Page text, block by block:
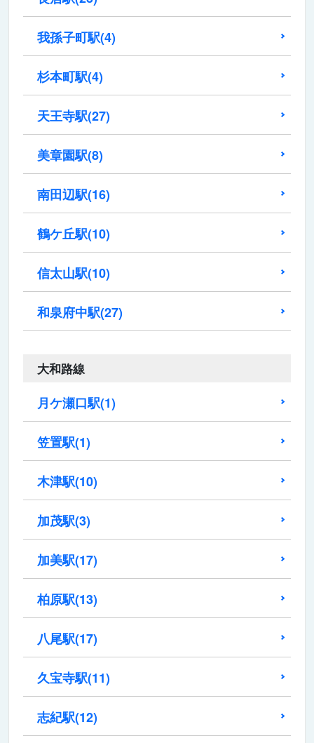
我孫子町駅(4)
杉本町駅(4)
天王寺駅(27)
美章園駅(8)
南田辺駅(16)
鶴ケ丘駅(10)
信太山駅(10)
和泉府中駅(27)
大和路線
月ケ瀬口駅(1)
笠置駅(1)
木津駅(10)
加茂駅(3)
加美駅(17)
柏原駅(13)
八尾駅(17)
久宝寺駅(11)
志紀駅(12)